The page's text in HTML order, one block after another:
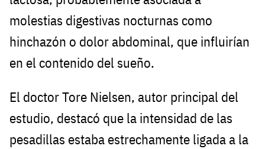
molestias digestivas nocturnas como
hinchazón o dolor abdominal, que influirían
en el contenido del sueño.
El doctor Tore Nielsen, autor principal del
estudio, destacó que la intensidad de las
pesadillas estaba estrechamente ligada a la